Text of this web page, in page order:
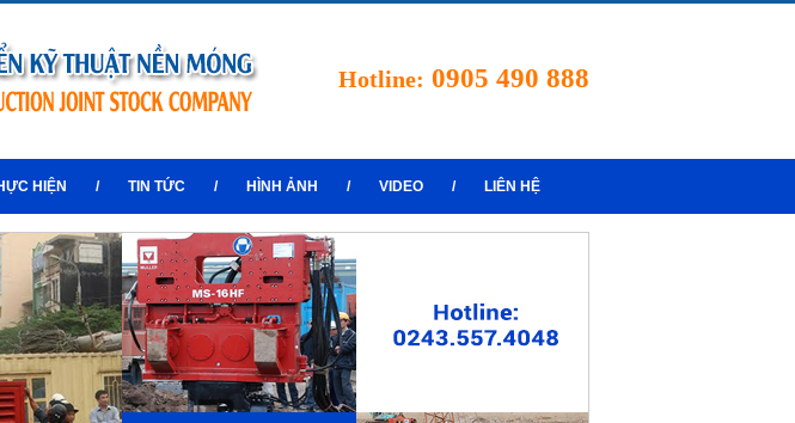
Hotline: 0905 490 888
HIỆN / TIN TỨC / HÌNH ẢNH / VIDEO / LIÊN HỆ